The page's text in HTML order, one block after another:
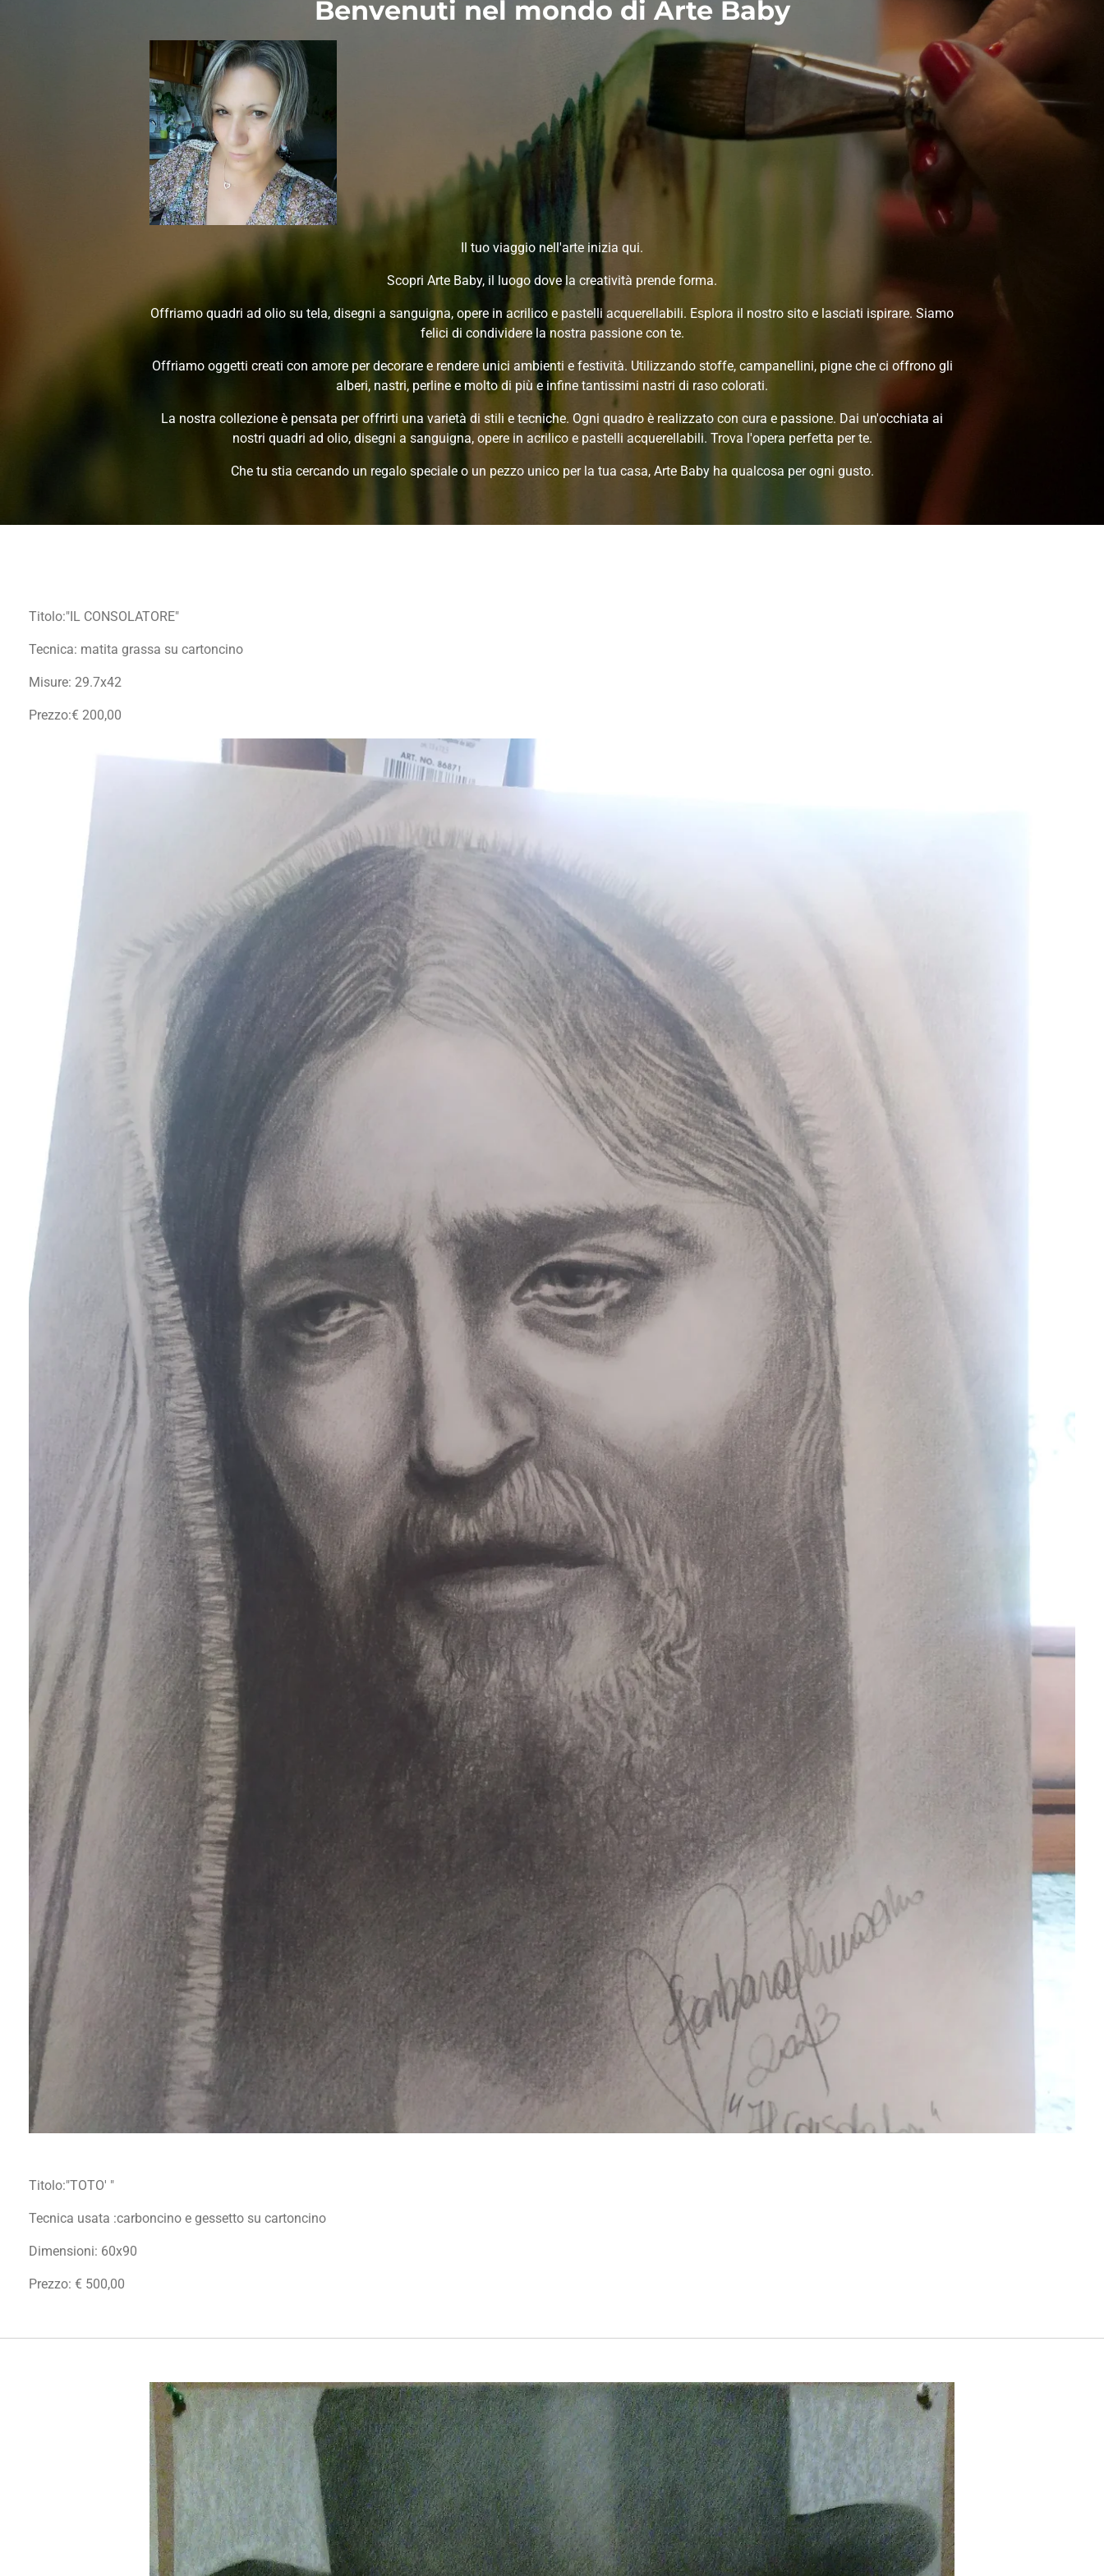
Benvenuti nel mondo di Arte Baby
Il tuo viaggio nell'arte inizia qui.
Scopri Arte Baby, il luogo dove la creatività prende forma.
Offriamo quadri ad olio su tela, disegni a sanguigna, opere in acrilico e pastelli acquerellabili. Esplora il nostro sito e lasciati ispirare. Siamo
felici di condividere la nostra passione con te.
Offriamo oggetti creati con amore per decorare e rendere unici ambienti e festività. Utilizzando stoffe, campanellini, pigne che ci offrono gli
alberi, nastri, perline e molto di più e infine tantissimi nastri di raso colorati.
La nostra collezione è pensata per offrirti una varietà di stili e tecniche. Ogni quadro è realizzato con cura e passione. Dai un'occhiata ai
nostri quadri ad olio, disegni a sanguigna, opere in acrilico e pastelli acquerellabili. Trova l'opera perfetta per te.
Che tu stia cercando un regalo speciale o un pezzo unico per la tua casa, Arte Baby ha qualcosa per ogni gusto.
Titolo:"IL CONSOLATORE"
Tecnica: matita grassa su cartoncino
Misure: 29.7x42
Prezzo:€ 200,00
Titolo:"TOTO' "
Tecnica usata :carboncino e gessetto su cartoncino
Dimensioni: 60x90
Prezzo: € 500,00